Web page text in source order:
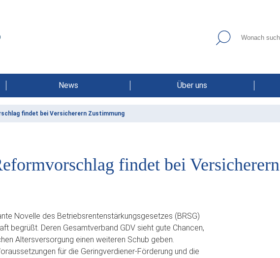
News Über uns
findet bei Versicherern Zustimmung
findet bei Versicherern
Novelle des Betriebsrentenstärkungsgesetzes (BRSG)
begrüßt. Deren Gesamtverband GDV sieht gute Chancen,
Altersversorgung einen weiteren Schub geben.
für die Geringverdiener-Förderung und die